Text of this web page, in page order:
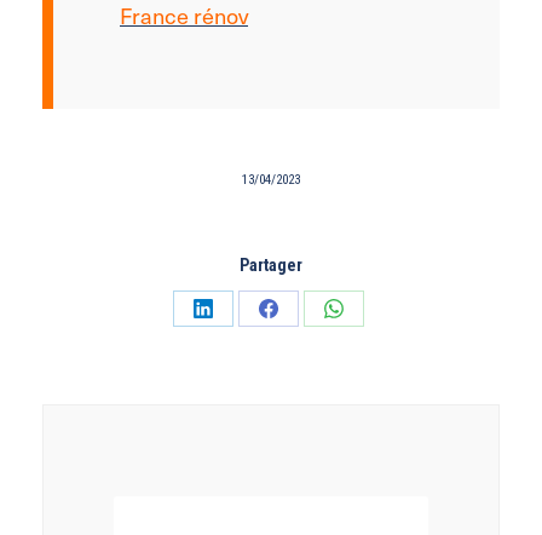
France rénov
13/04/2023
Partager
PartagerPartagerPartager